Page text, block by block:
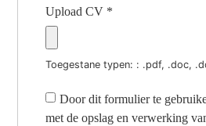
Upload CV *
Toegestane typen: : .pdf, .doc,
Door dit formulier te
met de opslag en verwerking